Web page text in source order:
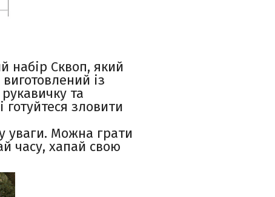
набір Сквоп, який
із
та
зловити
уваги. Можна грати
часу, хапай свою